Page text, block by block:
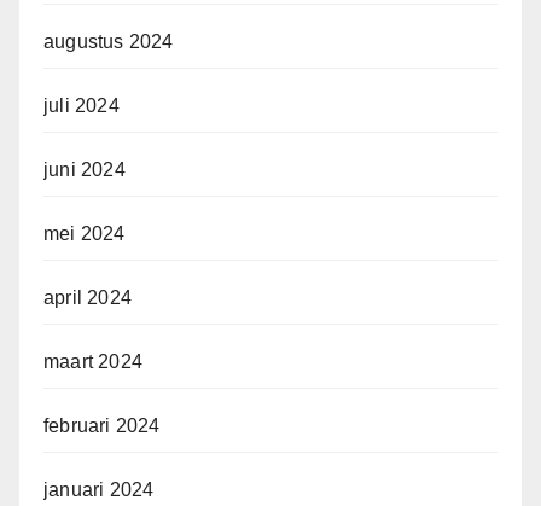
augustus 2024
juli 2024
juni 2024
mei 2024
april 2024
maart 2024
februari 2024
januari 2024